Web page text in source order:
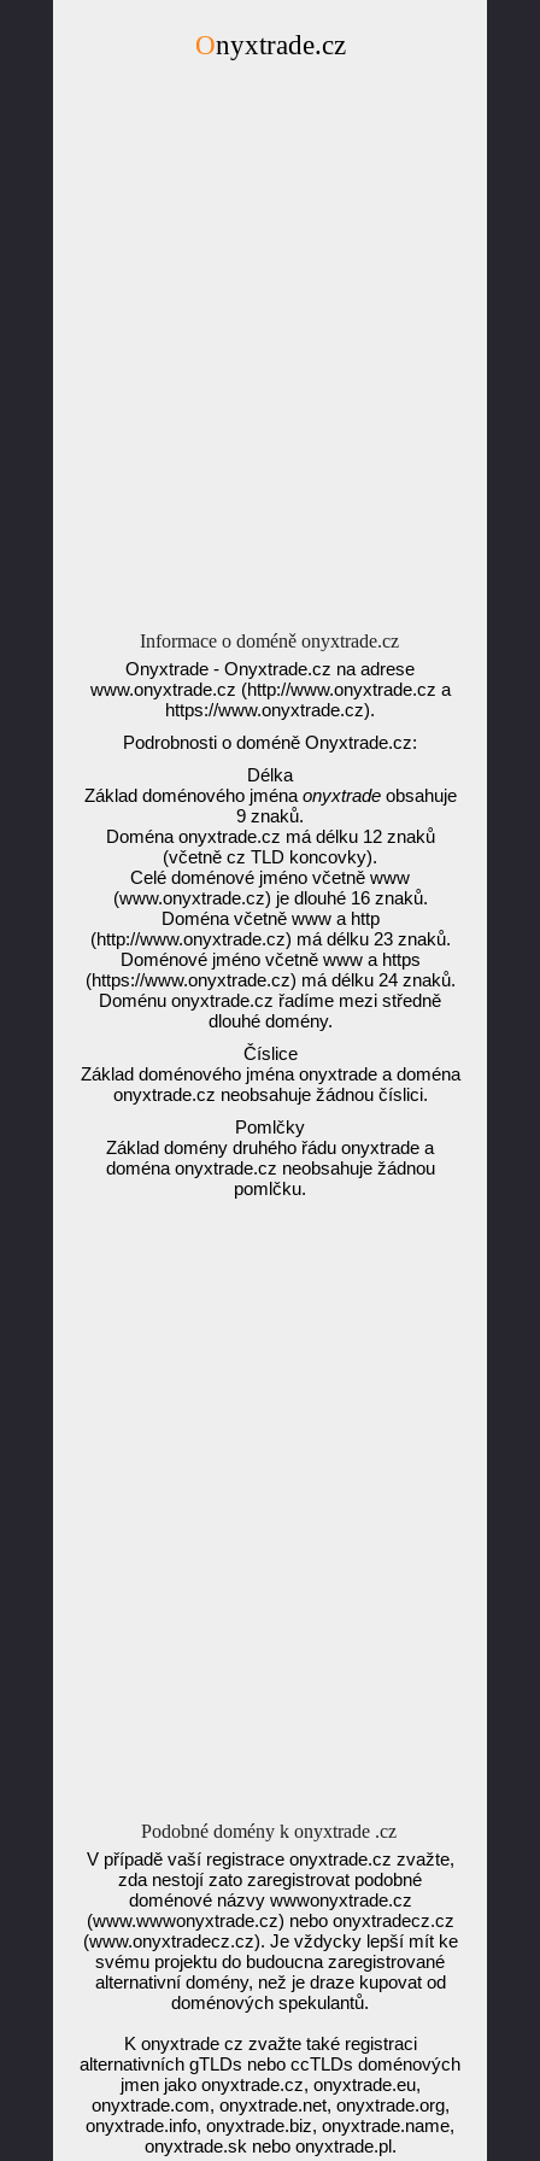
Onyxtrade.cz
Informace o doméně onyxtrade.cz
Onyxtrade - Onyxtrade.cz na adrese
www.onyxtrade.cz (http://www.onyxtrade.cz a
https://www.onyxtrade.cz).
Podrobnosti o doméně Onyxtrade.cz:
Délka
Základ doménového jména onyxtradeobsahuje
9 znaků.
Doména onyxtrade.cz má délku 12 znaků
(včetně cz TLD koncovky).
Celé doménové jméno včetně www
(www.onyxtrade.cz) je dlouhé 16 znaků.
Doména včetně www a http
(http://www.onyxtrade.cz) má délku 23 znaků.
Doménové jméno včetně www a https
(https://www.onyxtrade.cz) má délku 24 znaků.
Doménu onyxtrade.cz řadíme mezi středně
dlouhé domény.
Číslice
Základ doménového jména onyxtrade a doména
onyxtrade.cz neobsahuje žádnou číslici.
Pomlčky
Základ domény druhého řádu onyxtrade a
doména onyxtrade.cz neobsahuje žádnou
pomlčku.
Podobné domény k onyxtrade .cz
V případě vaší registrace onyxtrade.cz zvažte,
zda nestojí zato zaregistrovat podobné
doménové názvy wwwonyxtrade.cz
(www.wwwonyxtrade.cz) nebo onyxtradecz.cz
(www.onyxtradecz.cz). Je vždycky lepší mít ke
svému projektu do budoucna zaregistrované
alternativní domény, než je draze kupovat od
doménových spekulantů.
K onyxtrade cz zvažte také registraci
alternativních gTLDs nebo ccTLDs doménových
jmen jako onyxtrade.cz, onyxtrade.eu,
onyxtrade.com, onyxtrade.net, onyxtrade.org,
onyxtrade.info, onyxtrade.biz, onyxtrade.name,
onyxtrade.sk nebo onyxtrade.pl.